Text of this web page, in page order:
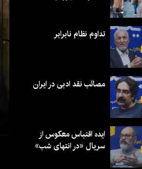
تداوم نظام نابرابر
مصائب نقد ادبی در ایران
ایده اقتباس معکوس از
سریال «در انتهای شب»